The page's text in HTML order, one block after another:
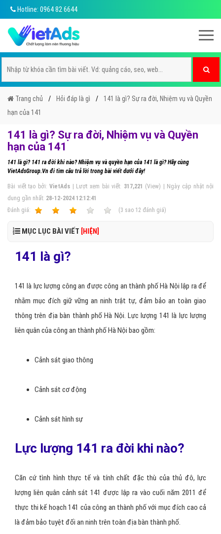
Hotline: 0964 82 6644
Trang chủ Hỏi đáp là gì
141 là gì? Sự ra đời, Nhiệm vụ và Quyền
hạn của 141
141 là gì? Sự ra đời, Nhiệm vụ và Quyền
hạn của 141
141 là gì? 141 ra đời khi nào? Nhiệm vụ và quyền hạn của 141 là gì? Hãy cùng
VietAdsGroup.Vn đi tìm câu trả lời trong bài viết dưới đây!
Bài viết tạo bởi:VietAds | Lượt xem bài viết: 317,221 (View) | Ngày cập nhật nội
dung gần nhất: 28-12-2024 12:12:41
Ðánh giá:
(3 sao 12 đánh giá)
MỤC LỤC BÀI VIẾT [HIỆN]
141 là gì?
141 là lực lượng công an được công an thành phố Hà Nội lập ra để
nhằm mục đích giữ vững an ninh trật tự, đảm bảo an toàn giao
thông trên địa bàn thành phố Hà Nội. Lực lượng 141 là lực lượng
liên quân của công an thành phố Hà Nội bao gồm:
Cảnh sát giao thông
Cảnh sát cơ động
Cảnh sát hình sự
Lực lượng 141 ra đời khi nào?
Căn cứ tình hình thực tế và tính chất đặc thù của thủ đô, lực
lượng liên quân cảnh sát 141 được lập ra vào cuối năm 2011 để
thực thi kế hoạch 141 của công an thành phố với mục đích cao cả
là đảm bảo tuyệt đối an ninh trên toàn địa bàn thành phố.